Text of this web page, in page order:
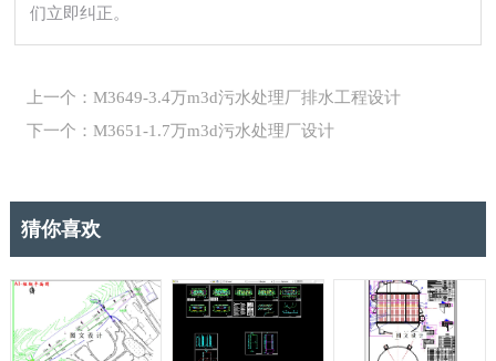
们立即纠正。
上一个：M3649-3.4万m3d污水处理厂排水工程设计
下一个：M3651-1.7万m3d污水处理厂设计
猜你喜欢